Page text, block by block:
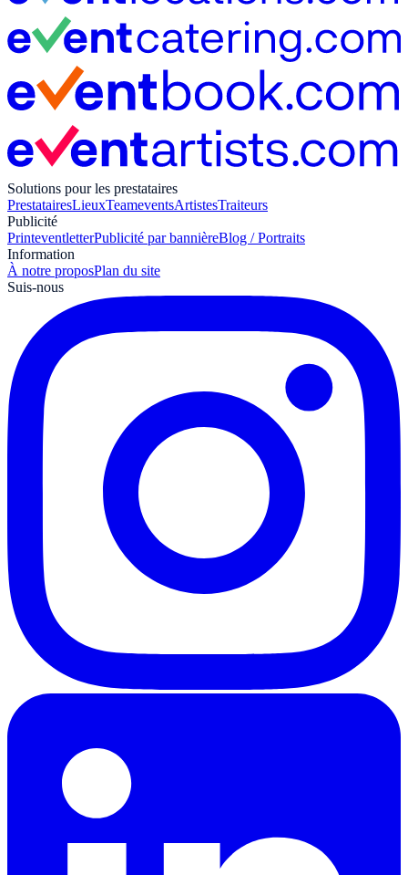
Solutions pour les prestataires
PrestatairesLieuxTeameventsArtistesTraiteurs
Publicité
PrinteventletterPublicité par bannièreBlog / Portraits
Information
À notre proposPlan du site
Suis-nous